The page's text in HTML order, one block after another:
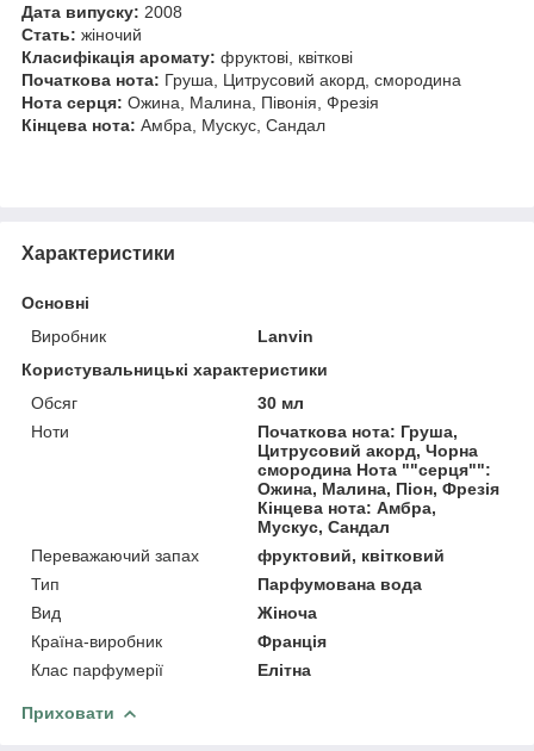
Дата випуску: 2008
Стать: жіночий
Класифікація аромату: фруктові, квіткові
Початкова нота: Груша, Цитрусовий акорд, смородина
Нота серця: Ожина, Малина, Півонія, Фрезія
Кінцева нота: Амбра, Мускус, Сандал
Характеристики
Основні
Виробник
Lanvin
Користувальницькі характеристики
Обсяг
30 мл
Ноти
Початкова нота: Груша,
Цитрусовий акорд, Чорна
смородина Нота ""серця"":
Ожина, Малина, Піон, Фрезія
Кінцева нота: Амбра,
Мускус, Сандал
Переважаючий запах
фруктовий, квітковий
Тип
Парфумована вода
Вид
Жіноча
Країна-виробник
Франція
Клас парфумерії
Елітна
Приховати